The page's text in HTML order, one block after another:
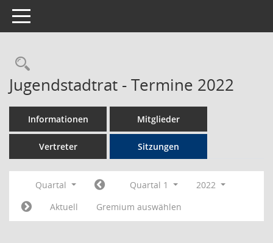
Toggle navigation
Rechercheauswahl
Jugendstadtrat - Termine 2022
Informationen Mitglieder
Vertreter Sitzungen
Quartal Quartal 1
2022
Aktuell
Gremium auswählen